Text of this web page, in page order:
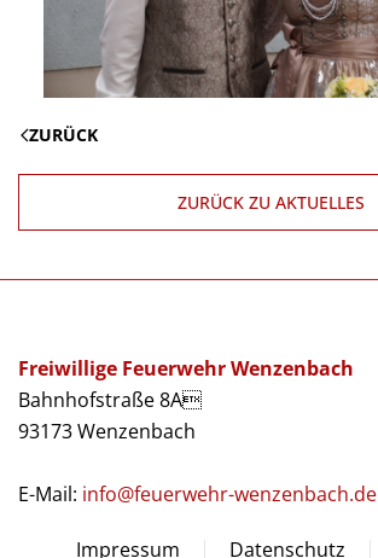
ZURÜCK
ZURÜCK ZU AKTUELLES
Freiwillige Feuerwehr Wenzenbach
Bahnhofstraße 8A
93173 Wenzenbach
E-Mail: info@feuerwehr-wenzenbach.de
Impressum Datenschutz